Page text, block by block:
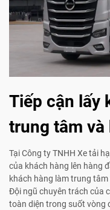
Tiếp cận lấy
trung tâm
Tại Công ty TNHH Xe tải
của khách hàng lên hàng
khách hàng làm trung
Đội ngũ chuyên trách của
toàn diện trong suốt vòng